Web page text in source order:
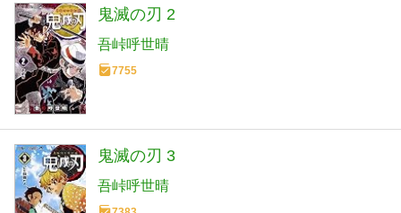
鬼滅の刃 2
吾峠呼世晴
7755
鬼滅の刃 3
吾峠呼世晴